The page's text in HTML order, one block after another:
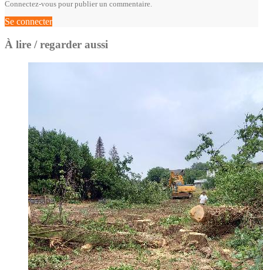
Connectez-vous pour publier un commentaire.
Se connecter
À lire / regarder aussi